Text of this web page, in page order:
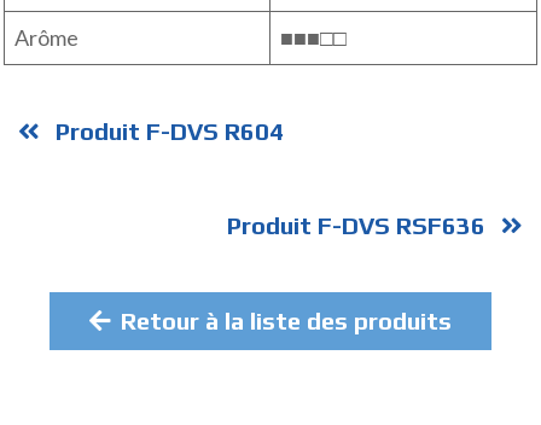
Arôme
■■■□□
Produit F-DVS R604
Produit F-DVS RSF636
Retour à la liste des produits